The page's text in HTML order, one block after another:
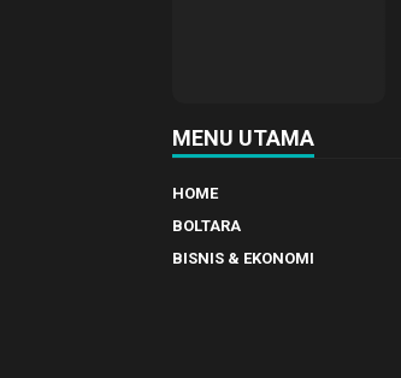
MENU UTAMA
HOME
BOLTARA
BISNIS & EKONOMI